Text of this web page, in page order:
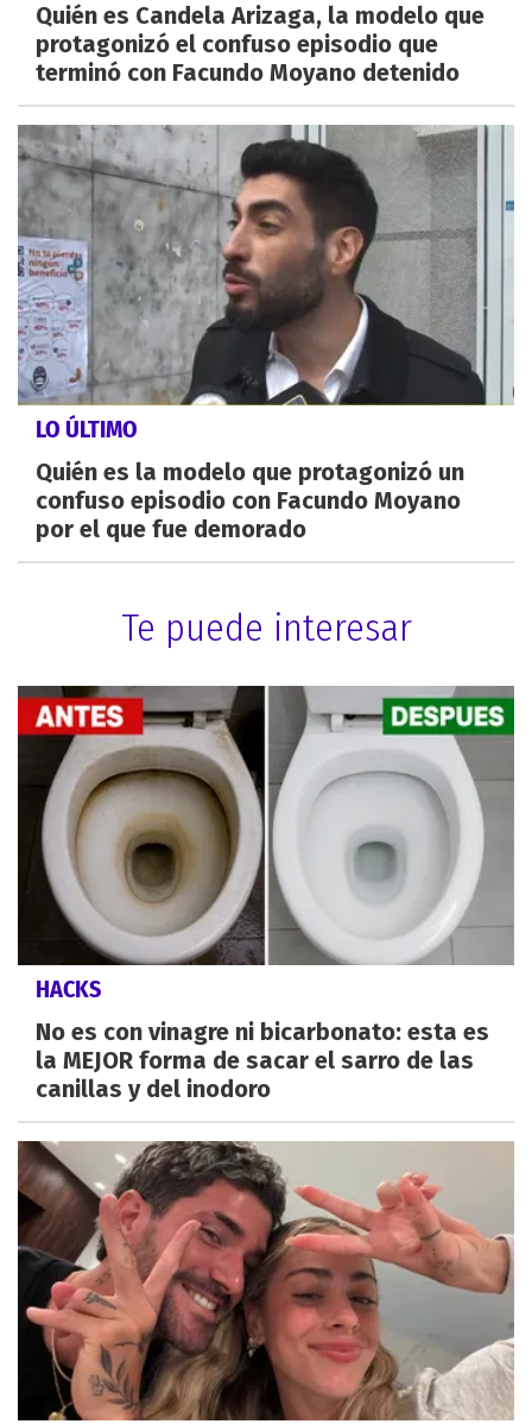
Quién es Candela Arizaga, la modelo que
protagonizó el confuso episodio que
terminó con Facundo Moyano detenido
LO ÚLTIMO
Quién es la modelo que protagonizó un
confuso episodio con Facundo Moyano
por el que fue demorado
Te puede interesar
HACKS
No es con vinagre ni bicarbonato: esta es
la MEJOR forma de sacar el sarro de las
canillas y del inodoro